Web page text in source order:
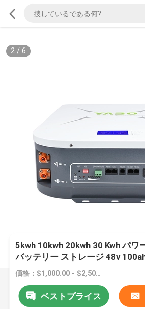
2/ 6
5kwh 10kwh 20kwh 30 Kwh パワ
バッテリー ストレージ 48v
価格：$1,000.00 - $2,500.00/pieces
ベストプライス